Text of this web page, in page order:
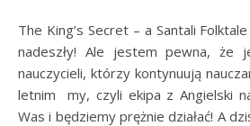
The King’s Secret – a Santali Folktale video + PDF Wakacje
nadeszły! Ale jestem pewna, że
nauczycieli, którzy kontynuują
letnim my, czyli ekipa z Angielski
Was i będziemy prężnie działać! A